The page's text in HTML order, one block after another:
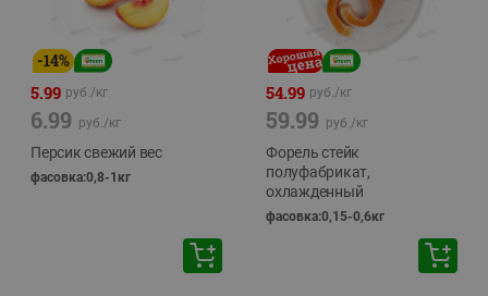
-14%
5.99 руб./кг
6.99 руб./кг
Персик свежий вес
фасовка:0,8-1кг
54.99 руб./кг
59.99 руб./кг
Форель стейк
полуфабрикат,
охлажденный
фасовка:0,15-0,6кг